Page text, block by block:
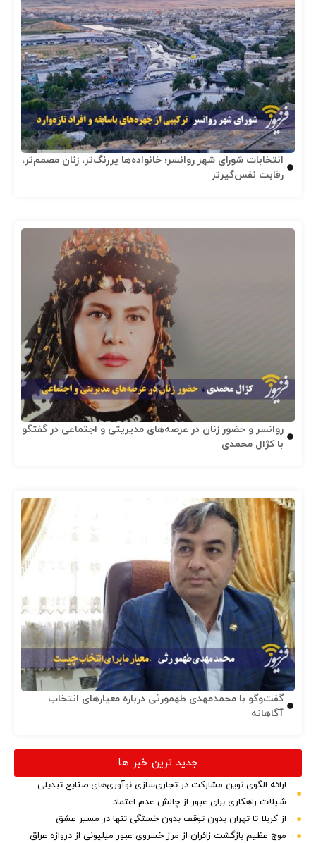
انتخابات شورای شهر روانسر؛ خانواده‌ها پررنگ‌تر، زنان مصمم‌تر،
رقابت نفس‌گیرتر
روانسر و حضور زنان در عرصه‌های مدیریتی و اجتماعی در گفتگو
با کژال محمدی
گفت‌وگو با محمدمهدی طهمورثی درباره معیارهای انتخاب
آگاهانه
جدید ترین خبر ها
ارائه الگوی نوین مشارکت در تجاری‌سازی نوآوری‌های صنایع تبدیلی
شیلات راهکاری برای عبور از چالش عدم اعتماد
از کربلا تا تهران بدون توقف بدون خستگی تنها در مسیر عشق
موج عظیم بازگشت زائران از مرز خسروی عبور میلیونی از دروازه عراق